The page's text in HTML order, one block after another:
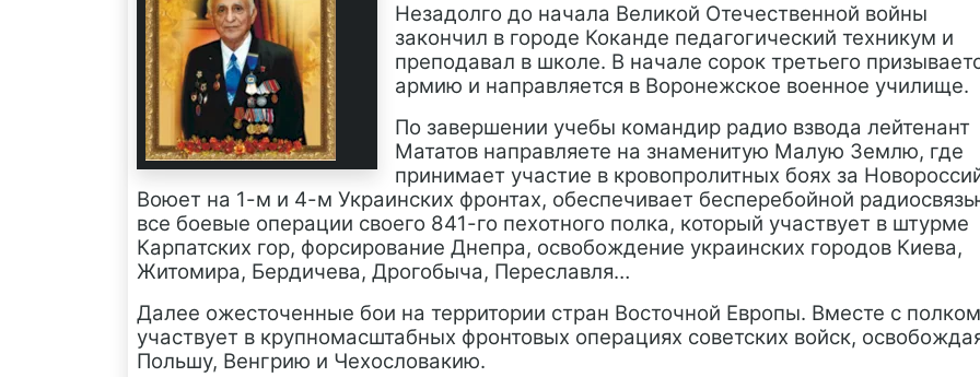
Незадолго до начала Великой Отечественной войны
закончил в городе Коканде педагогический техникум и
преподавал в школе. В начале сорок третьего
армию и направляется в Воронежское военное училище.
По завершении учебы командир радио взвода лейтенант
Мататов направляете на знаменитую Малую Землю, где
принимает участие в кровопролитных боях за
Воюет на 1-м и 4-м Украинских фронтах, обеспечивает бесперебойной
все боевые операции своего 841-го пехотного полка, который участвует в штурме
Карпатских гор, форсирование Днепра, освобождение украинских городов Киева,
Житомира, Бердичева, Дрогобыча, Переславля…
Далее ожесточенные бои на территории стран Восточной Европы. Вместе с
участвует в крупномасштабных фронтовых операциях советских войск,
Польшу, Венгрию и Чехословакию.